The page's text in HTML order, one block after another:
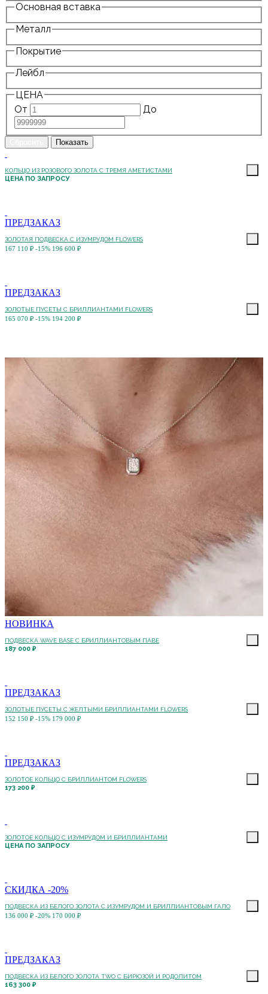
Основная вставка
Металл
Покрытие
Лейбл
ЦЕНА
От
До
КОЛЬЦО ИЗ РОЗОВОГО ЗОЛОТА С ТРЕМЯ АМЕТИСТАМИ
ЦЕНА ПО ЗАПРОСУ
ПРЕДЗАКАЗ
ЗОЛОТАЯ ПОДВЕСКА С ИЗУМРУДОМ FLOWERS
167 110 ₽ -15% 196 600 ₽
ПРЕДЗАКАЗ
ЗОЛОТЫЕ ПУСЕТЫ С БРИЛЛИАНТАМИ FLOWERS
165 070 ₽ -15% 194 200 ₽
НОВИНКА
ПОДВЕСКА WAVE BASE С БРИЛЛИАНТОВЫМ ПАВЕ
187 000 ₽
ПРЕДЗАКАЗ
ЗОЛОТЫЕ ПУСЕТЫ С ЖЕЛТЫМИ БРИЛЛИАНТАМИ FLOWERS
152 150 ₽ -15% 179 000 ₽
ПРЕДЗАКАЗ
ЗОЛОТОЕ КОЛЬЦО С БРИЛЛИАНТОМ FLOWERS
173 200 ₽
ЗОЛОТОЕ КОЛЬЦО С ИЗУМРУДОМ И БРИЛЛИАНТАМИ
ЦЕНА ПО ЗАПРОСУ
СКИДКА -20%
ПОДВЕСКА ИЗ БЕЛОГО ЗОЛОТА С ИЗУМРУДОМ И БРИЛЛИАНТОВЫМ ГАЛО
136 000 ₽ -20% 170 000 ₽
ПРЕДЗАКАЗ
ПОДВЕСКА ИЗ БЕЛОГО ЗОЛОТА TWO С БИРЮЗОЙ И РОДОЛИТОМ
163 300 ₽